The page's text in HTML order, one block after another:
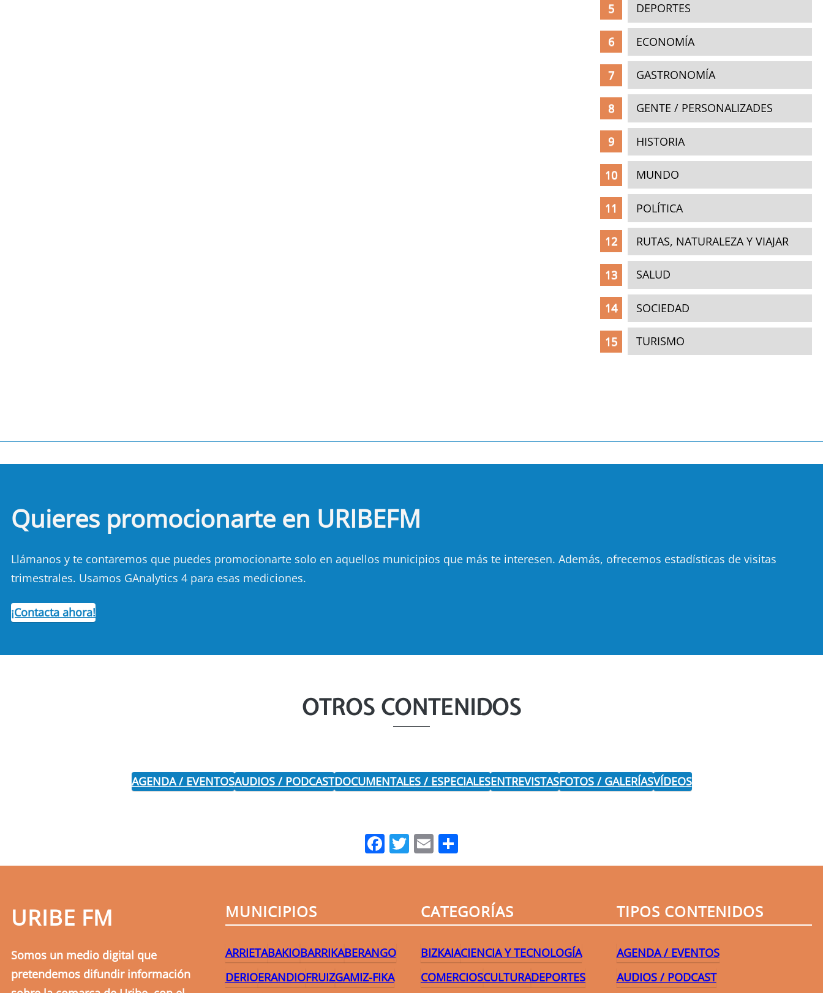
DEPORTES
ECONOMÍA
GASTRONOMÍA
GENTE / PERSONALIZADES
HISTORIA
MUNDO
POLÍTICA
RUTAS, NATURALEZA Y VIAJAR
SALUD
SOCIEDAD
TURISMO
Quieres promocionarte en URIBEFM
Llámanos y te contaremos que puedes promocionarte solo en aquellos municipios que más te interesen. Además, ofrecemos estadísticas de visitas
trimestrales. Usamos GAnalytics 4 para esas mediciones.
¡Contacta ahora!
OTROS CONTENIDOS
AGENDA / EVENTOSAUDIOS / PODCASTDOCUMENTALES / ESPECIALESENTREVISTASFOTOS / GALERÍASVÍDEOS
Facebook
Twitter
Email
URIBE FM
Somos un medio digital que
pretendemos difundir información
MUNICIPIOS
ARRIETABAKIOBARRIKABERANGO
DERIOERANDIOFRUIZGAMIZ-FIKA
CATEGORÍAS
BIZKAIACIENCIA Y TECNOLOGÍA
COMERCIOSCULTURADEPORTES
TIPOS CONTENIDOS
AGENDA / EVENTOS
AUDIOS / PODCAST